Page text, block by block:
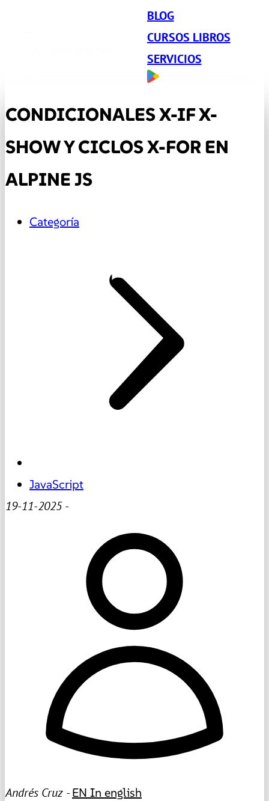
BLOG
CURSOS LIBROS
SERVICIOS
CONDICIONALES X-IF X-
SHOW Y CICLOS X-FOR EN
ALPINE JS
Categoría
JavaScript
19-11-2025-
Andrés Cruz -EN In english